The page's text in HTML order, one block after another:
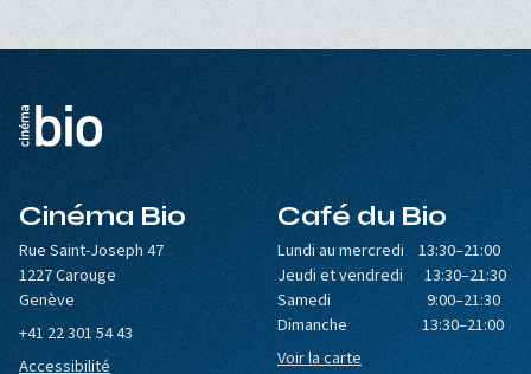
Cinéma Bio
Rue Saint-Joseph 47
1227 Carouge
Genève
+41 22 301 54 43
Accessibilité
Café du Bio
Lundi au mercredi 13:30–21:00
Jeudi et vendredi 13:30–21:30
Samedi 9:00–21:30
Dimanche 13:30–21:00
Voir la carte